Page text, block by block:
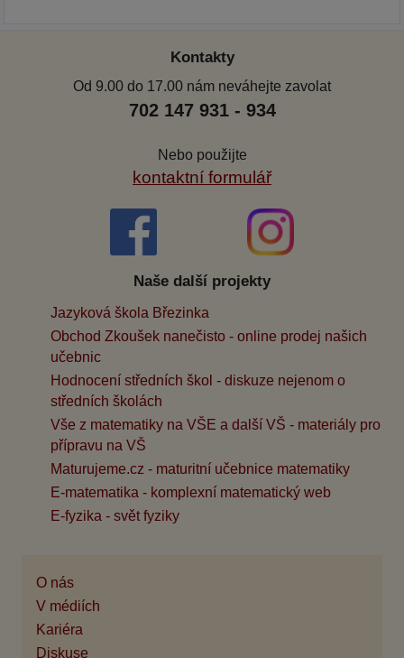
Kontakty
Od 9.00 do 17.00 nám neváhejte zavolat
702 147 931 - 934
Nebo použijte
kontaktní formulář
Naše další projekty
Jazyková škola Březinka
Obchod Zkoušek nanečisto - online prodej našich
učebnic
Hodnocení středních škol - diskuze nejenom o
středních školách
Vše z matematiky na VŠE a další VŠ - materiály pro
přípravu na VŠ
Maturujeme.cz - maturitní učebnice matematiky
E-matematika - komplexní matematický web
E-fyzika - svět fyziky
O nás
V médiích
Kariéra
Diskuse